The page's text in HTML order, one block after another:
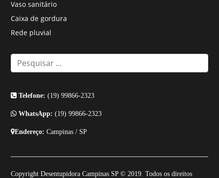
Vaso sanitário
Caixa de gordura
Rede pluvial
Telefone: (19) 99866-2323
WhatsApp: (19) 99866-2323
Endereço: Campinas / SP
Copyright Desentupidora Campinas SP © 2019. Todos os direitos